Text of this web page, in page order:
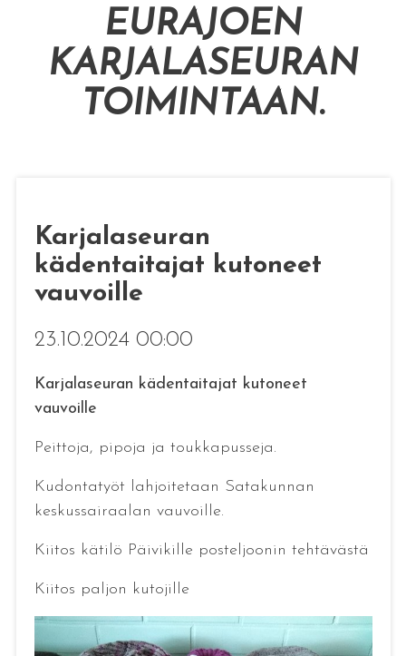
EURAJOEN
KARJALASEURAN
TOIMINTAAN.
Karjalaseuran
kädentaitajat kutoneet
vauvoille
23.10.2024 00:00
Karjalaseuran kädentaitajat kutoneet
vauvoille
Peittoja, pipoja ja toukkapusseja.
Kudontatyöt lahjoitetaan Satakunnan
keskussairaalan vauvoille.
Kiitos kätilö Päivikille posteljoonin tehtävästä
Kiitos paljon kutojille